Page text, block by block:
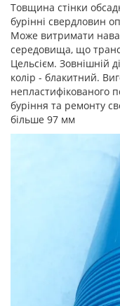
Товщина стінки
бурінні свердловин
Може витримати
середовища, що
Цельсієм. Зовнішній
колір - блакитний.
непластифікованого
буріння та ремонту
більше 97 мм